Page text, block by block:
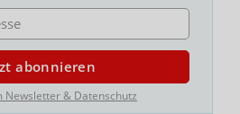
abonnieren
Newsletter & Datenschutz